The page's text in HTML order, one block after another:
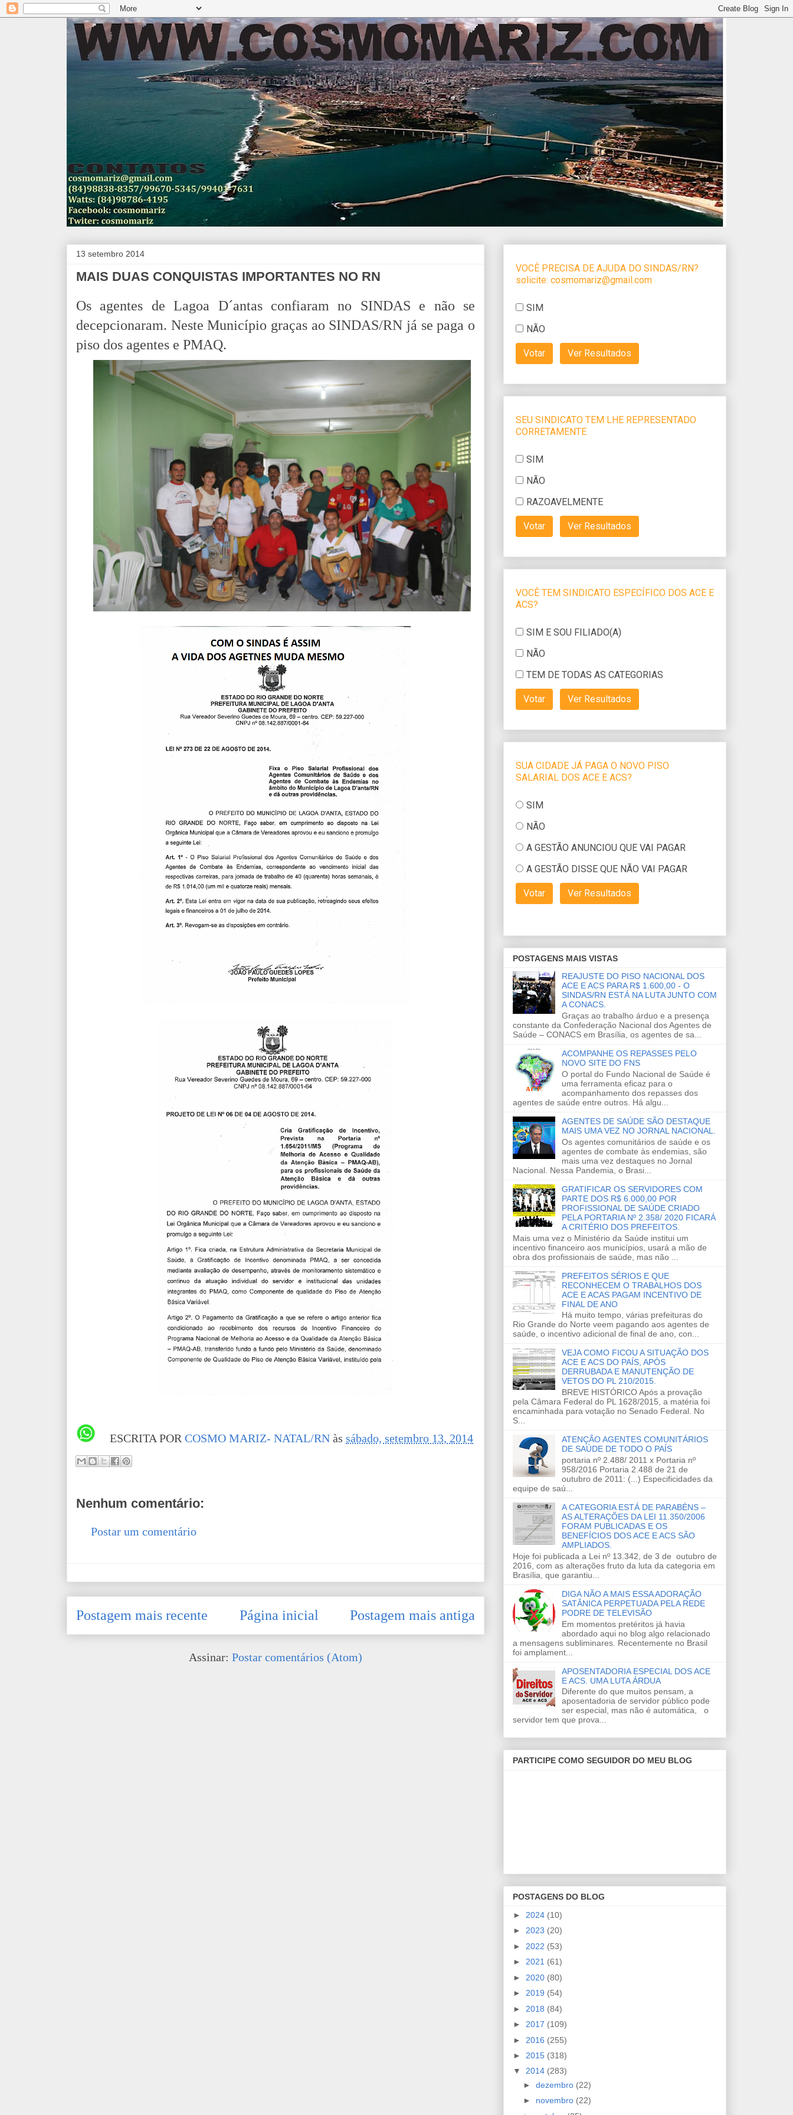
13 setembro 2014
MAIS DUAS CONQUISTAS IMPORTANTES NO RN
Os agentes de Lagoa D´antas confiaram no SINDAS e não se
decepcionaram. Neste Município graças ao SINDAS/RN já se paga o
piso dos agentes e PMAQ.
ESCRITA POR COSMO MARIZ- NATAL/RN às sábado, setembro 13, 2014
Nenhum comentário:
Postar um comentário
Postagem mais recente Postagem mais antiga
Página inicial
Assinar: Postar comentários (Atom)
POSTAGENS MAIS VISTAS
REAJUSTE DO PISO NACIONAL DOS
ACE E ACS PARA R$ 1.600,00 - O
SINDAS/RN ESTÁ NA LUTA JUNTO COM
A CONACS.
Graças ao trabalho árduo e a presença
constante da Confederação Nacional dos Agentes de
Saúde – CONACS em Brasília, os agentes de sa...
ACOMPANHE OS REPASSES PELO
NOVO SITE DO FNS
O portal do Fundo Nacional de Saúde é
uma ferramenta eficaz para o
acompanhamento dos repasses dos
agentes de saúde entre outros. Há algu...
AGENTES DE SAÚDE SÃO DESTAQUE
MAIS UMA VEZ NO JORNAL NACIONAL.
Os agentes comunitários de saúde e os
agentes de combate às endemias, são
mais uma vez destaques no Jornal
Nacional. Nessa Pandemia, o Brasi...
GRATIFICAR OS SERVIDORES COM
PARTE DOS R$ 6.000,00 POR
PROFISSIONAL DE SAÚDE CRIADO
PELA PORTARIA Nº 2.358/ 2020 FICARÁ
A CRITÉRIO DOS PREFEITOS.
Mais uma vez o Ministério da Saúde institui um
incentivo financeiro aos municípios, usará a mão de
obra dos profissionais de saúde, mas não ...
PREFEITOS SÉRIOS E QUE
RECONHECEM O TRABALHOS DOS
ACE E ACAS PAGAM INCENTIVO DE
FINAL DE ANO
Há muito tempo, várias prefeituras do
Rio Grande do Norte veem pagando aos agentes de
saúde, o incentivo adicional de final de ano, con...
VEJA COMO FICOU A SITUAÇÃO DOS
ACE E ACS DO PAÍS, APÓS
DERRUBADA E MANUTENÇÃO DE
VETOS DO PL 210/2015.
BREVE HISTÓRICO Após a provação
pela Câmara Federal do PL 1628/2015, a matéria foi
encaminhada para votação no Senado Federal. No
S...
ATENÇÃO AGENTES COMUNITÁRIOS
DE SAÚDE DE TODO O PAÍS
portaria nº 2.488/ 2011 x Portaria nº
958/2016 Portaria 2.488 de 21 de
outubro de 2011: (...) Especificidades da
equipe de saú...
A CATEGORIA ESTÁ DE PARABÉNS –
AS ALTERAÇÕES DA LEI 11.350/2006
FORAM PUBLICADAS E OS
BENEFÍCIOS DOS ACE E ACS SÃO
AMPLIADOS.
Hoje foi publicada a Lei nº 13.342, de 3 de outubro de
2016, com as alterações fruto da luta da categoria em
Brasília, que garantiu...
DIGA NÃO A MAIS ESSA ADORAÇÃO
SATÂNICA PERPETUADA PELA REDE
PODRE DE TELEVISÃO
Em momentos pretéritos já havia
abordado aqui no blog algo relacionado
a mensagens subliminares. Recentemente no Brasil
foi amplament...
APOSENTADORIA ESPECIAL DOS ACE
E ACS. UMA LUTA ÁRDUA
Diferente do que muitos pensam, a
aposentadoria de servidor público pode
ser especial, mas não é automática, o
servidor tem que prova...
PARTICIPE COMO SEGUIDOR DO MEU BLOG
POSTAGENS DO BLOG
► 2024 (10)
► 2023 (20)
► 2022 (53)
► 2021 (61)
► 2020 (80)
► 2019 (54)
► 2018 (84)
► 2017 (109)
► 2016 (255)
► 2015 (318)
▼ 2014 (283)
► dezembro (22)
► novembro (22)